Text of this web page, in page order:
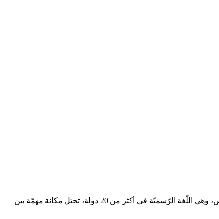
كيف تبدأ بتعلم اللغة العربية: دليلك خطوة بخطوةتُعدّ اللّغة العربيّة واحدةٌ من أكثر اللّغات تحدّثاً في العالم، يتحدّث بها أكثر من 400 مليون شخص، وهي اللّغة الرّسميّة في أكثر من 20 دولة، تحتل مكانة مهمّة بين